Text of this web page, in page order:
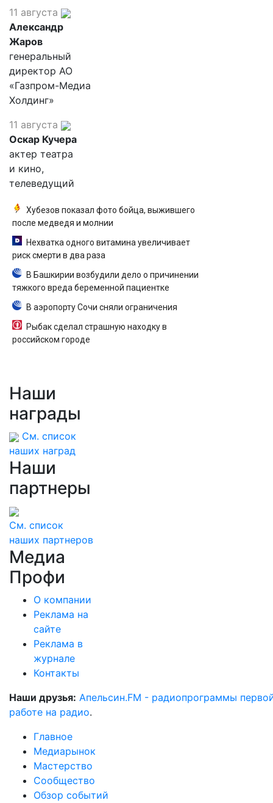
11 августа
Александр
Жаров
генеральный
директор АО
«Газпром-Медиа
Холдинг»
11 августа
Оскар Кучера
актер театра
и кино,
телеведущий
Хубезов показал фото бойца, выжившего
после медведя и молнии
Нехватка одного витамина увеличивает
риск смерти в два раза
В Башкирии возбудили дело о причинении
тяжкого вреда беременной пациентке
В аэропорту Сочи сняли ограничения
Рыбак сделал страшную находку в
российском городе
Наши
награды
См. список
наших наград
Наши
партнеры
См. список
наших партнеров
Медиа
Профи
О компании
Реклама на
сайте
Реклама в
журнале
Контакты
Наши друзья: Апельсин.FM - радиопрограммы
работе на радио.
Главное
Медиарынок
Мастерство
Сообщество
Обзор событий